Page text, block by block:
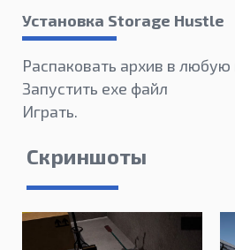
Установка Storage Hustle
Распаковать архив в
Запустить exe файл
Играть.
Скриншоты